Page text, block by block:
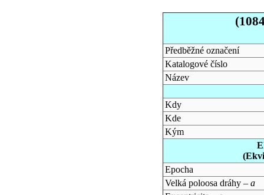
Předběžné označení
Katalogové číslo
Název
Kdy
Kde
Kým
Epocha
Velká poloosa dráhy – a